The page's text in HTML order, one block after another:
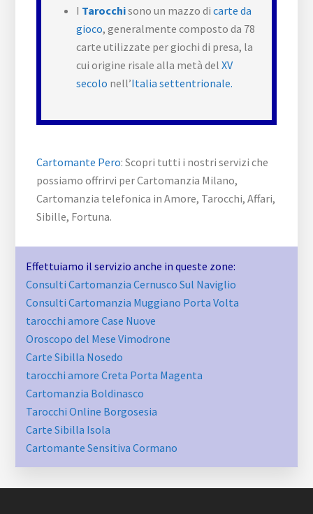
I Tarocchisono un mazzo dicarte da
gioco, generalmente composto da 78
carte utilizzate per giochi di presa, la
cui origine risale alla metà delXV
secolo nell’Italia settentrionale.
Cartomante Pero: Scopri tutti i nostri servizi che
possiamo offrirvi per Cartomanzia Milano,
Cartomanzia telefonica in Amore, Tarocchi, Affari,
Sibille, Fortuna.
Effettuiamo il servizio anche in queste zone:
Consulti Cartomanzia Cernusco Sul Naviglio
Consulti Cartomanzia Muggiano Porta Volta
tarocchi amore Case Nuove
Oroscopo del Mese Vimodrone
Carte Sibilla Nosedo
tarocchi amore Creta Porta Magenta
Cartomanzia Boldinasco
Tarocchi Online Borgosesia
Carte Sibilla Isola
Cartomante Sensitiva Cormano